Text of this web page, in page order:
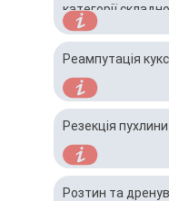
категорії
Реампутація
Резекція пухлини
Розтин та